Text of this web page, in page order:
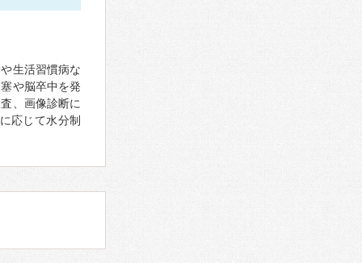
生活習慣病な
や脳卒中を発
、画像診断に
応じて水分制